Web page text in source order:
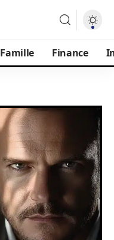
Famille Finance